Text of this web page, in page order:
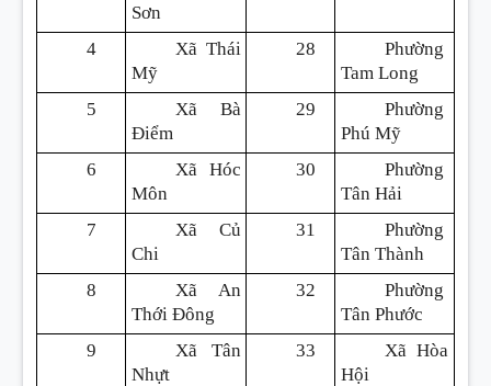
Sơn
4
Xã Thái
Mỹ
28
Phường
Tam Long
5
Xã Bà
Điểm
29
Phường
Phú Mỹ
6
Xã Hóc
Môn
30
Phường
Tân Hải
7
Xã Củ
Chi
31
Phường
Tân Thành
8
Xã An
Thới Đông
32
Phường
Tân Phước
9
Xã Tân
Nhựt
33
Xã Hòa
Hội